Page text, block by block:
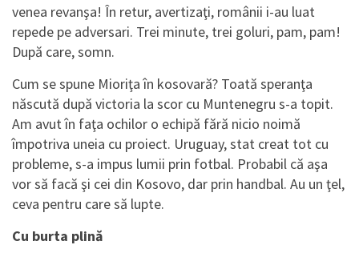
venea revanşa! În retur, avertizaţi, românii i-au luat
repede pe adversari. Trei minute, trei goluri, pam, pam!
După care, somn.
Cum se spune Mioriţa în kosovară? Toată speranţa
născută după victoria la scor cu Muntenegru s-a topit.
Am avut în faţa ochilor o echipă fără nicio noimă
împotriva uneia cu proiect. Uruguay, stat creat tot cu
probleme, s-a impus lumii prin fotbal. Probabil că aşa
vor să facă şi cei din Kosovo, dar prin handbal. Au un ţel,
ceva pentru care să lupte.
Cu burta plină